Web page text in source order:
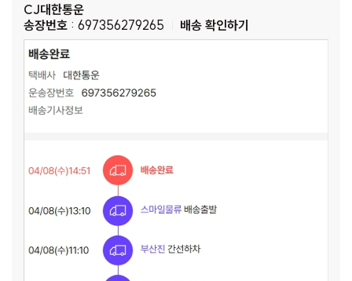
CJ대한통운
송장번호 : 697356279265 배송 확인하기